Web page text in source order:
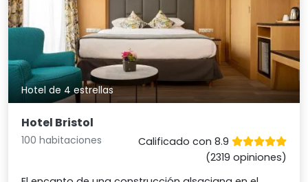
Hotel de 4 estrellas
Hotel Bristol
100 habitaciones
Calificado con 8.9
(2319 opiniones)